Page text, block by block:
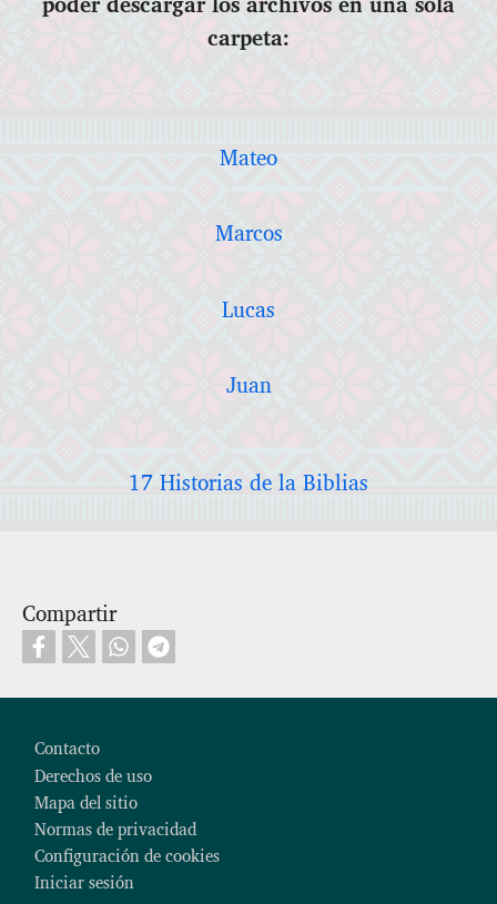
carpeta:
Mateo
Marcos
Lucas
Juan
17 Historias de la Biblias
Compartir
Contacto
Derechos de uso
Mapa del sitio
Normas de privacidad
Configuración de cookies
Iniciar sesión